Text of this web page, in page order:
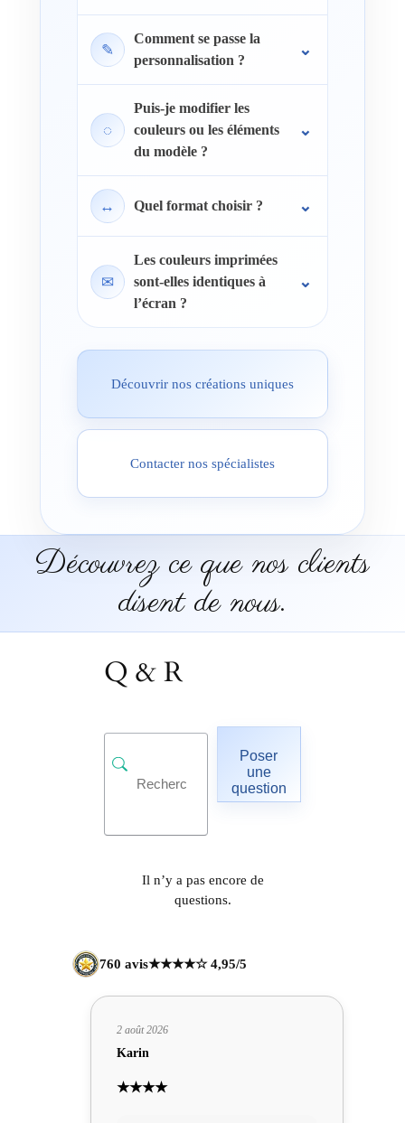
✎
Comment se passe la
personnalisation ?
◌
Puis-je modifier les
couleurs ou les éléments
du modèle ?
↔ Quel format choisir ?
✉
Les couleurs imprimées
sont-elles identiques à
l’écran ?
Découvrir nos créations uniques
Contacter nos spécialistes
Découvrez ce que nos clients
disent de nous.
Q & R
Poser
une
question
Il n’y a pas encore de
questions.
760 avis★★★★☆ 4,95/5
2 août 2026
Karin
★★★★